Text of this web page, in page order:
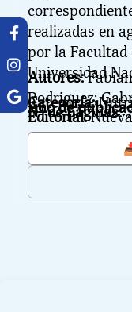
realizadas en
por la Facultad
Universidad
Autores:
Rodriguez;
Categoría:
Año de
N° de páginas:
Editorial: